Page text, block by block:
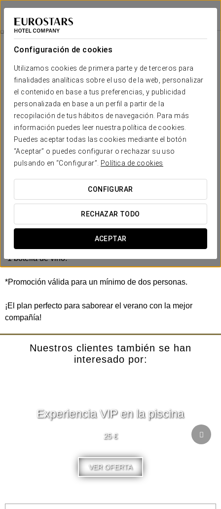
Configuración de cookies
Utilizamos cookies de primera parte y de terceros para
finalidades analíticas sobre el uso de la web, personalizar
el contenido en base a tus preferencias, y publicidad
personalizada en base a un perfil a partir de la
recopilación de tus hábitos de navegación. Para más
información puedes leer nuestra política de cookies.
Puedes aceptar todas las cookies mediante el botón
“Aceptar” o puedes configurar o rechazar su uso
pulsando en “Configurar”.
Política de cookies
CONFIGURAR
RECHAZAR TODO
ACEPTAR
Crisol Jardines de Córdoba
CÓRDOBA
Grill & Garden
49 €
Grill & garden
Disfruta de una velada al aire libre en el entorno único de
los jardines del hotel Crisol Jardines de Córdoba con
nuestra promoción especial Grill & Garden.
-Parrillada para dos personas.
-1 botella de vino.
*Promoción válida para un mínimo de dos personas.
¡El plan perfecto para saborear el verano con la mejor
compañía!
Nuestros clientes también se han
interesado por:
Experiencia VIP en la piscina
25 €
VER OFERTA